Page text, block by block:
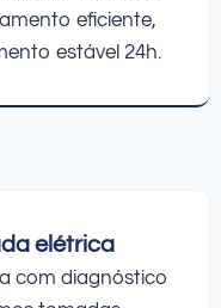
eficiente,
estável 24h.
elétrica
com diagnóstico